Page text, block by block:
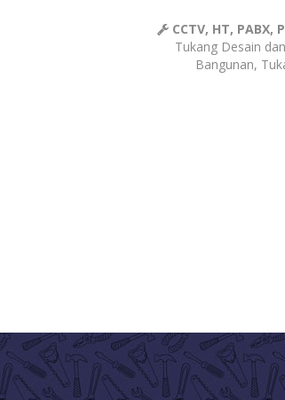
CCTV, HT, PABX,
Tukang Desain
Bangunan,